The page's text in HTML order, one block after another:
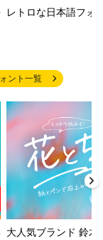
レトロな日本語フォ
ント一覧
大人気ブランド 鈴木